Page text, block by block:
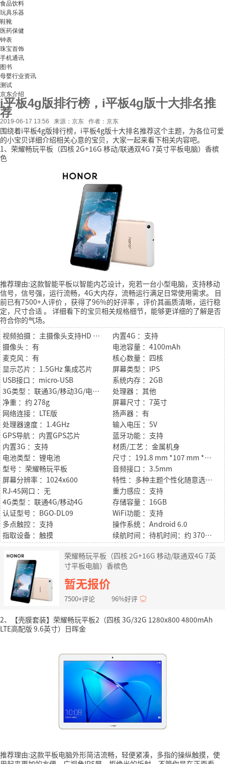
食品饮料
玩具乐器
鞋靴
医药保健
钟表
珠宝首饰
手机通讯
图书
母婴行业资讯
测试
京东介绍
i平板4g版排行榜，i平板4g版十大排名推
荐
2019-06-17 13:56 来源：京东 作者：京东
围绕着i平板4g版排行榜，i平板4g版十大排名推荐这个主题，为各位可爱
的小宝贝详细介绍相关心意的宝贝，大家一起来看下相关内容吧。
1、荣耀畅玩平板（四核 2G+16G 移动/联通双4G 7英寸平板电脑）香槟
色
推荐理由:这款智能平板以智能内芯设计，宛若一台小型电脑，支持移动
信号，信号强，运行流畅，4G大内存，流畅运行满足日常使用需求。
目
前已有7500+人评价 ，获得了96%的好评率 ，评价其画质清晰，运行稳
定，尺寸合适。 详细看下的宝贝相关规格细节，能够更详细的了解是否
符合你的气场。
视频拍摄 ：主摄像头支持HD 720P高清摄像
内置4G ：支持
摄像头 ：有
电池容量 ：4100mAh
麦克风 ：有
核心数量 ：四核
显示芯片 ：1.5GHz 集成芯片
屏幕类型 ：IPS
USB接口 ：micro-USB
系统内存 ：2GB
3G类型 ：联通3G/移动3G/电信3G
处理器 ：其他
净重 ：约 278g
屏幕尺寸 ：7英寸
网络连接 ：LTE版
扬声器 ：有
处理器速度 ：1.4GHz
输入电压 ：5V
GPS导航 ：内置GPS芯片
蓝牙功能 ：支持
内置3G ：支持
材质/工艺 ：金属机身
电池类型 ：锂电池
尺寸 ：191.8 mm *107 mm *8.5mm
型号 ：荣耀畅玩平板
音频接口 ：3.5mm
屏幕分辨率 ：1024x600
特性 ：多种主题个性化随意选择、一键优化、省电管理、骚扰拦截 、通知管理、预置华为浏览器
RJ-45网口 ：无
重力感应 ：支持
4G类型 ：联通4G/移动4G
存储容量 ：16GB
认证型号 ：BGO-DL09
WiFi功能 ：支持
多点触控 ：支持
操作系统 ：Android 6.0
指取设备 ：触摸
续航时间 ：待机时间：约 370 小时 通话时间：约 23 小时 电源适配器充电时间：约 5.5 小时 说明：以上所有数据均在华为实验室环境下测得。
荣耀畅玩平板（四核 2G+16G 移动/联通双4G 7英
寸平板电脑）香槟色
暂无报价
7500+评论 96%好评
2、【壳膜套装】荣耀畅玩平板2（四核 3G/32G 1280x800 4800mAh
LTE高配版 9.6英寸）日晖金
推荐理由:这款平板电脑外形简洁流畅，轻便紧凑，多指的操纵触摸，使